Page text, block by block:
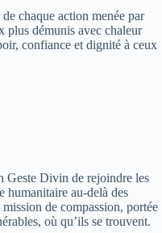
chaque action menée par
plus démunis avec chaleur
confiance et dignité à ceux
Geste Divin de rejoindre les
humanitaire au-delà des
de compassion, portée
où qu’ils se trouvent.